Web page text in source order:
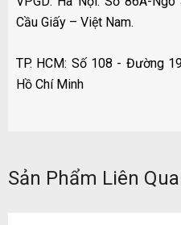
Cầu Giấy – Việt Nam.
TP. HCM: Số 108 - Đường
Hồ Chí Minh
Sản Phẩm Liên